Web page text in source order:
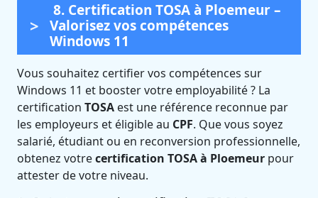
8. Certification TOSA à Ploemeur –
Valorisez vos compétences
Windows 11
Vous souhaitez certifier vos compétences sur
Windows 11 et booster votre employabilité ? La
certification TOSA est une référence reconnue par
les employeurs et éligible au CPF. Que vous soyez
salarié, étudiant ou en reconversion professionnelle,
obtenez votrecertification TOSA à Ploemeur pour
attester de votre niveau.